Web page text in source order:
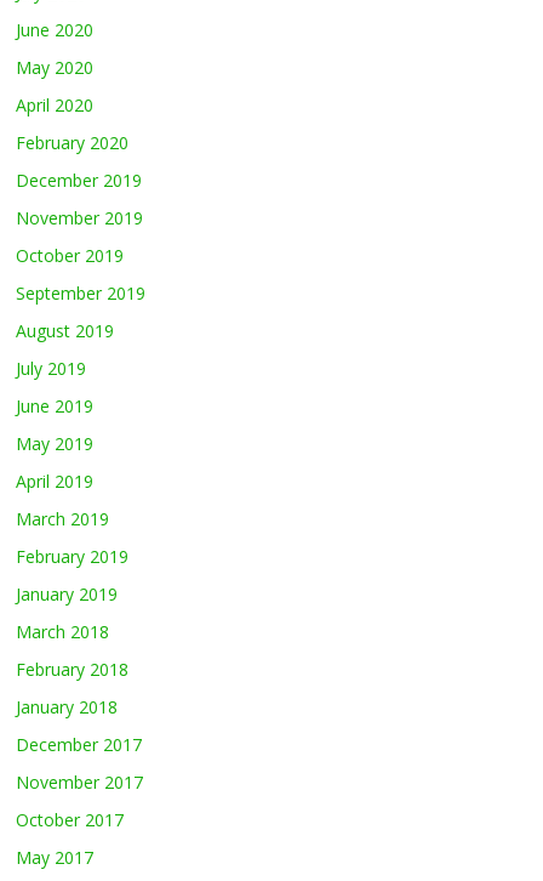
June 2020
May 2020
April 2020
February 2020
December 2019
November 2019
October 2019
September 2019
August 2019
July 2019
June 2019
May 2019
April 2019
March 2019
February 2019
January 2019
March 2018
February 2018
January 2018
December 2017
November 2017
October 2017
May 2017